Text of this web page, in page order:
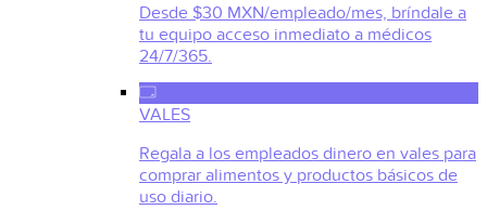
Desde $30 MXN/empleado/mes, bríndale a
tu equipo acceso inmediato a médicos
24/7/365.
VALES
Regala a los empleados dinero en vales para
comprar alimentos y productos básicos de
uso diario.